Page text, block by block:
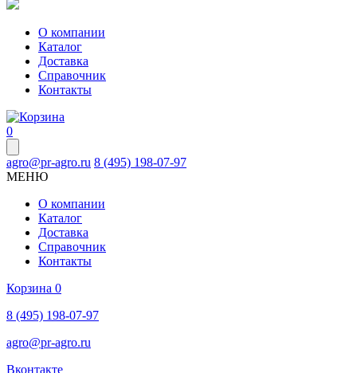
О компании
Каталог
Доставка
Справочник
Контакты
0
agro@pr-agro.ru 8 (495) 198-07-97
МЕНЮ
О компании
Каталог
Доставка
Справочник
Контакты
Корзина 0
8 (495) 198-07-97
agro@pr-agro.ru
Вконтакте